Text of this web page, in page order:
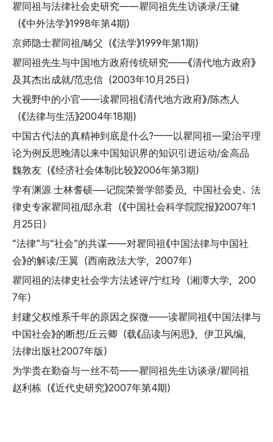
瞿同祖与法律社会史研究——瞿同祖先生访谈录/王健
（《中外法学》1998年第4期）
京师隐士瞿同祖/畴父（《法学》1999年第1期）
瞿同祖先生与中国地方政府传统研究——《清代地方政府》
及其杰出成就/范忠信（2003年10月25日）
大视野中的小官——读瞿同祖《清代地方政府》/陈杰人
（《法律与生活》2004年18期）
中国古代法的真精神到底是什么?——以瞿同祖—梁治平理
论为例反思晚清以来中国知识界的知识引进运动/金高品
魏敦友（《经济社会体制比较》2006年第3期）
学有渊源 士林耆硕──记院荣誉学部委员，中国社会史、法
律史专家瞿同祖/邸永君（《中国社会科学院院报》2007年1
月25日）
“法律”与“社会”的共谋——对瞿同祖《中国法律与中国社
会》的解读/王翼（西南政法大学，2007年）
瞿同祖的法律史社会学方法述评/宁红玲（湘潭大学，200
7年）
封建父权维系千年的原因之探微——读瞿同祖《中国法律与
中国社会》的断想/丘云卿（载《品读与闲思》，伊卫风编，
法律出版社2007年版）
为学贵在勤奋与一丝不苟——瞿同祖先生访谈录/瞿同祖
赵利栋（《近代史研究》2007年第4期）